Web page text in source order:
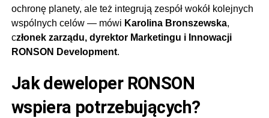
ochronę planety, ale też integrują zespół wokół kolejnych
wspólnych celów — mówi Karolina Bronszewska,
członek zarządu, dyrektor Marketingu i Innowacji
RONSON Development.
Jak deweloper RONSON
wspiera potrzebujących?